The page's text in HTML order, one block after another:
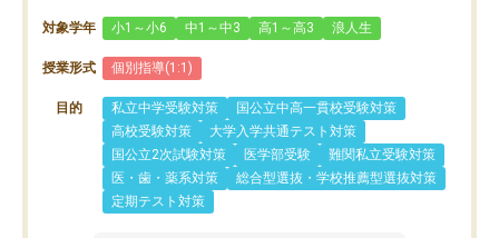
対象学年 小1～小6 中1～中3 高1～高3 浪人生
授業形式 個別指導(1:1)
目的 私立中学受験対策
国公立中高一貫校受験対策
高校受験対策
大学入学共通テスト対策
国公立2次試験対策
医学部受験
難関私立受験対策
医・歯・薬系対策
総合型選抜・学校推薦型選抜対策
定期テスト対策